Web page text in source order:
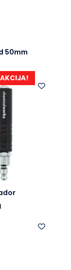
50mm
AKCIJA!